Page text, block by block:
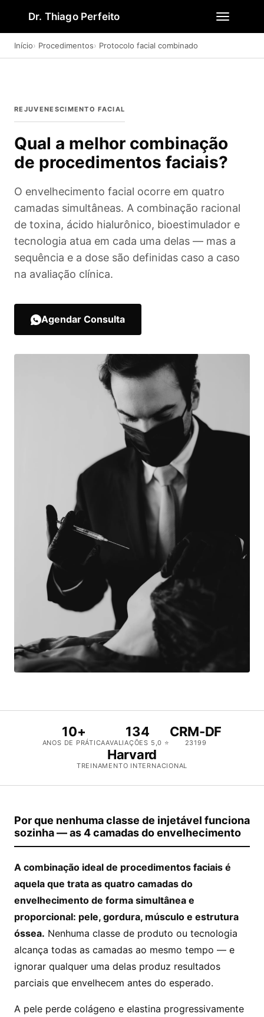
Dr. Thiago Perfeito
Início Procedimentos Protocolo facial combinado
REJUVENESCIMENTO FACIAL
Qual a melhor combinação
de procedimentos faciais?
O envelhecimento facial ocorre em quatro
camadas simultâneas. A combinação racional
de toxina, ácido hialurônico, bioestimulador e
tecnologia atua em cada uma delas — mas a
sequência e a dose são definidas caso a caso
na avaliação clínica.
Agendar Consulta
10+
ANOS DE PRÁTICA
134
AVALIAÇÕES 5,0 ⭐
CRM-DF
23199
Harvard
TREINAMENTO INTERNACIONAL
Por que nenhuma classe de injetável funciona
sozinha — as 4 camadas do envelhecimento
A combinação ideal de procedimentos faciais é
aquela que trata as quatro camadas do
envelhecimento de forma simultânea e
proporcional: pele, gordura, músculo e estrutura
óssea. Nenhuma classe de produto ou tecnologia
alcança todas as camadas ao mesmo tempo — e
ignorar qualquer uma delas produz resultados
parciais que envelhecem antes do esperado.
A pele perde colágeno e elastina progressivamente